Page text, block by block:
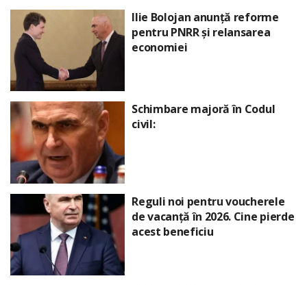
Ilie Bolojan anunță reforme
pentru PNRR și relansarea
economiei
Schimbare majoră în Codul
civil:
Reguli noi pentru voucherele
de vacanță în 2026. Cine pierde
acest beneficiu